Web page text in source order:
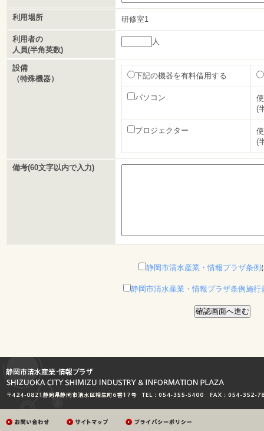
利用場所 研修室1
利用者の
人員(半角英数)
人
設備
（特殊機器）
下記の機器を有料借用する
パソコン
(
プロジェクター
(
備考(60文字以内で入力)
静岡市清水産業・情報プラザ条例
静岡市清水産業・情報プラザ条例施行